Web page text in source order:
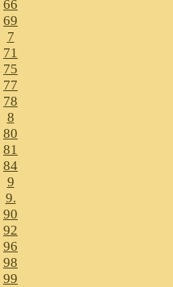
66
69
7
71
75
77
78
8
80
81
84
9
9.
90
92
96
98
99